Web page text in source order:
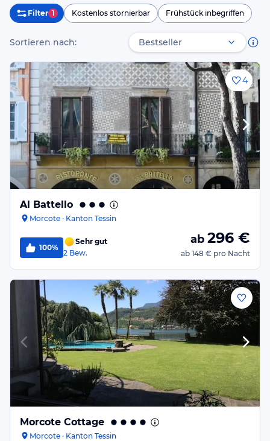
Filter 1 Kostenlos stornierbar Frühstück inbegriffen
Sortieren nach:
4
Al Battello
Morcote · Kanton Tessin
100%
Sehr gut
2 Bew.
ab 296 €
ab 148 € pro Nacht
Morcote Cottage
Morcote · Kanton Tessin